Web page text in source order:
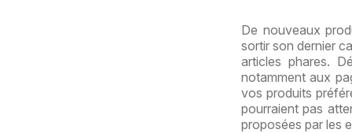
De nouveaux
sortir son dernier
articles phares.
notamment aux
vos produits
pourraient pas
proposées par les